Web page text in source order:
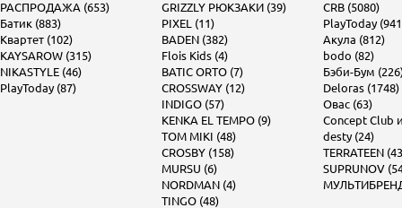
РАСПРОДАЖА (653)
Батик (883)
Квартет (102)
KAYSAROW (315)
NIKASTYLE (46)
PlayToday (87)
GRIZZLY РЮКЗАКИ (39)
PIXEL (11)
BADEN (382)
Flois Kids (4)
BATIC ORTO (7)
CROSSWAY (12)
INDIGO (57)
KENKA EL TEMPO (9)
TOM MIKI (48)
CROSBY (158)
MURSU (6)
NORDMAN (4)
TINGO (48)
CRB (5080)
PlayToday
Акула (812)
bodo (82)
Бэби-Бум
Deloras (1748)
Овас (63)
Concept Club
desty (24)
TERRATEEN
SUPRUNOV